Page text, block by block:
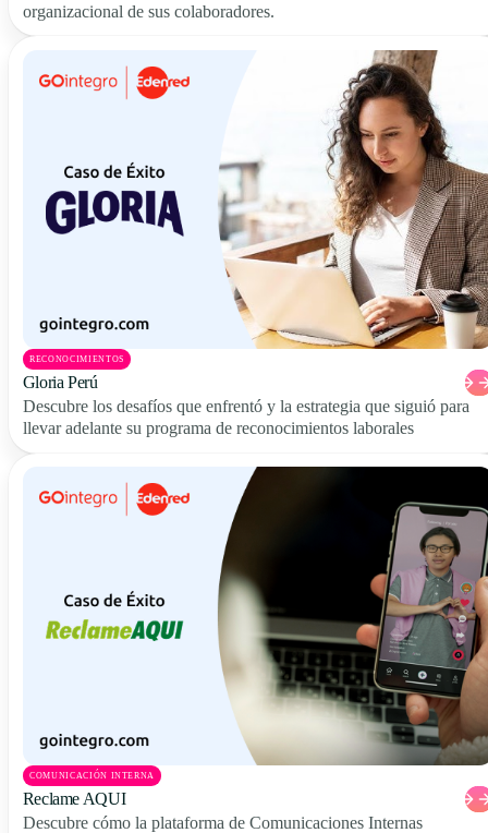
organizacional de sus colaboradores.
RECONOCIMIENTOS
Gloria Perú
Descubre los desafíos que enfrentó y la estrategia que siguió para
llevar adelante su programa de reconocimientos laborales
COMUNICACIÓN INTERNA
Reclame AQUI
Descubre cómo la plataforma de Comunicaciones Internas